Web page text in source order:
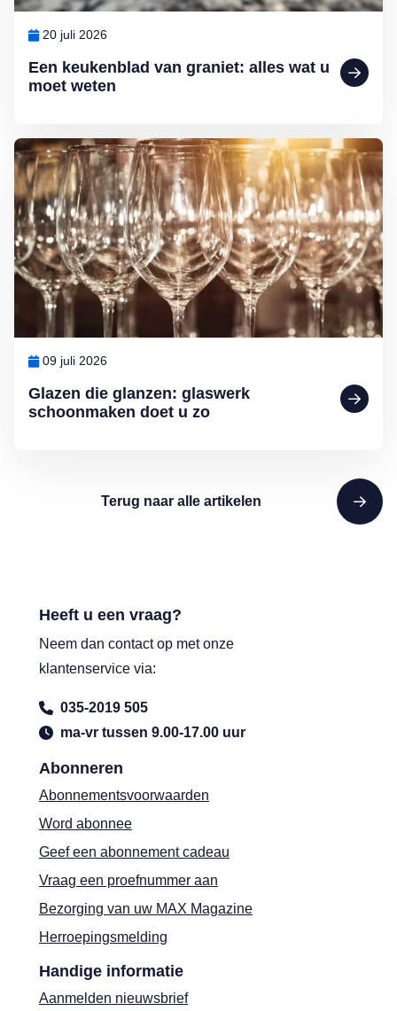
Een keukenblad van graniet: alles wat u
moet weten
20 juli 2026
Glazen die glanzen: glaswerk
schoonmaken doet u zo
09 juli 2026
Lees meer over Glazen die glanzen: glaswerk schoonmaken doet u
Terug naar alle artikelen
Abonneren
Abonnementsvoorwaarden
Word abonnee
Geef een abonnement cadeau
Vraag een proefnummer aan
Bezorging van uw MAX Magazine
Herroepingsmelding
Handige informatie
Aanmelden nieuwsbrief
Heeft u een vraag?
Neem dan contact op met onze
klantenservice via:
035-2019 505
ma-vr tussen 9.00-17.00 uur